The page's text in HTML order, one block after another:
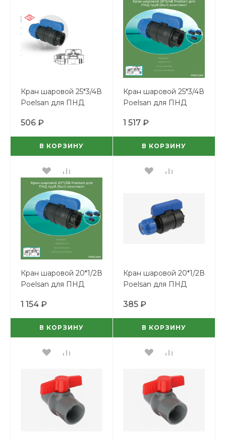
Кран шаровой 25*3/4В
Poelsan для ПНД
506 ₽
В КОРЗИНУ
Кран шаровой 25*3/4В
Poelsan для ПНД
1 517 ₽
В КОРЗИНУ
Кран шаровой 20*1/2В
Poelsan для ПНД
1 154 ₽
В КОРЗИНУ
Кран шаровой 20*1/2В
Poelsan для ПНД
385 ₽
В КОРЗИНУ